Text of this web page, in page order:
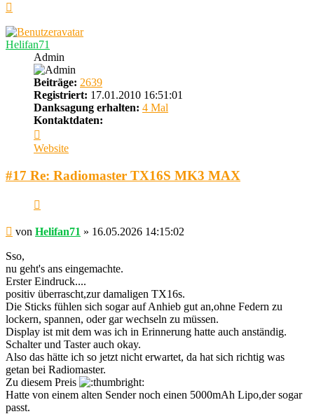
Helifan71
Admin
Beiträge: 2639
Registriert: 17.01.2010 16:51:01
Danksagung erhalten: 4 Mal
Kontaktdaten:
von
Helifan71
Website
#17 Re: Radiomaster TX16S MK3 MAX
Beitrag
von Helifan71 » 16.05.2026 14:15:02
Sso,
nu geht's ans eingemachte.
Erster Eindruck....
positiv überrascht,zur damaligen TX16s.
Die Sticks fühlen sich sogar auf Anhieb gut an,ohne Federn zu
lockern, spannen, oder gar wechseln zu müssen.
Display ist mit dem was ich in Erinnerung hatte auch anständig.
Schalter und Taster auch okay.
Also das hätte ich so jetzt nicht erwartet, da hat sich richtig was
getan bei Radiomaster.
Zu diesem Preis
Hatte von einem alten Sender noch einen 5000mAh Lipo,der sogar
passt.